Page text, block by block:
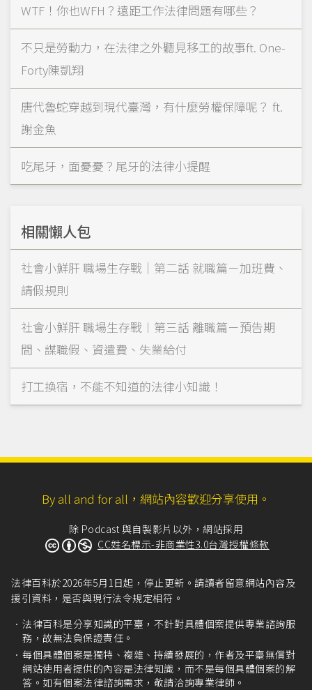
WTF！你也WFH？遠距工作法律問題有哪些？
不只是勞動力，在法律之外聽見移工的故事ft. One-
Forty陳凱翔
唐代魯蛇穿越到現代臺灣，有什麼勞權保障呢？ ft.
謝金魚
吃尾牙，面憂憂？尾牙的法律小提醒
相關懶人包
社會小鮮肝 職場生存戰｜第二話 就職篇－加班費、
請假規則
社會小鮮肝 職場生存戰︱第三話 離職篇－預告期
間、謀職假、資遣費、失業給付
打工換宿，不能不知道的法律小知識！
By all and for all，網站內容歡迎分享使用。
除 Podcast 與自製影片以外，網站採用
CC姓名標示-非商業性3.0台灣授權條款
法律百科於2026年5月1日起，停止更新。請讀者留意網站內容及
援引資料，是否與現行法令規定相符。
法律百科是分享知識的平臺，不針對具體個案提供專業諮詢服
務，故無法負保證責任。
每個具體個案是獨特、複雜、持續發展的，作者及平臺無償對
網站使用者提供的內容是法律知識，而不是每個具體個案的解
答。如有個案法律諮詢需求，敬請洽詢專業律師。